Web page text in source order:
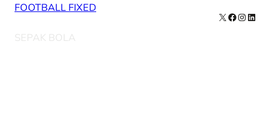
FOOTBALL FIXED
SEPAK BOLA
X Facebook